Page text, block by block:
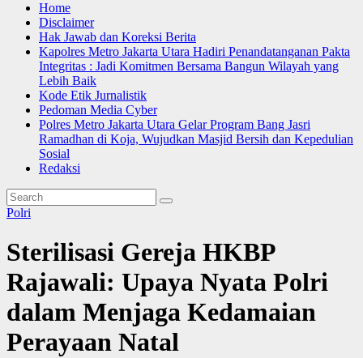
Home
Disclaimer
Hak Jawab dan Koreksi Berita
Kapolres Metro Jakarta Utara Hadiri Penandatanganan Pakta
Integritas : Jadi Komitmen Bersama Bangun Wilayah yang
Lebih Baik
Kode Etik Jurnalistik
Pedoman Media Cyber
Polres Metro Jakarta Utara Gelar Program Bang Jasri
Ramadhan di Koja, Wujudkan Masjid Bersih dan Kepedulian
Sosial
Redaksi
Polri
Sterilisasi Gereja HKBP
Rajawali: Upaya Nyata Polri
dalam Menjaga Kedamaian
Perayaan Natal